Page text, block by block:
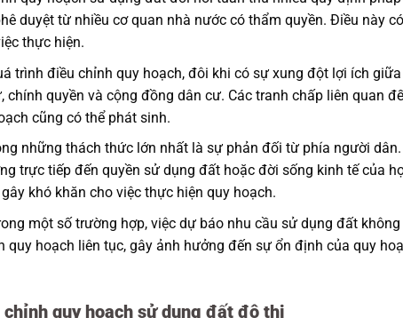
duyệt từ nhiều cơ quan nhà nước có thẩm quyền. Điều này có
thực hiện.
trình điều chỉnh quy hoạch, đôi khi có sự xung đột lợi ích giữa
quyền và cộng đồng dân cư. Các tranh chấp liên quan
cũng có thể phát sinh.
những thách thức lớn nhất là sự phản đối từ phía người dân.
trực tiếp đến quyền sử dụng đất hoặc đời sống kinh tế của
khó khăn cho việc thực hiện quy hoạch.
một số trường hợp, việc dự báo nhu cầu sử dụng đất không
hoạch liên tục, gây ảnh hưởng đến sự ổn định của quy
quy hoạch sử dụng đất đô thị